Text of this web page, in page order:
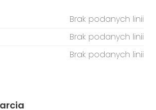
Brak podanych linii
Brak podanych linii
Brak podanych linii